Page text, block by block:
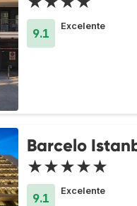
9.1
Excelente
Barcelo
★★★★★
9.1
Excelente